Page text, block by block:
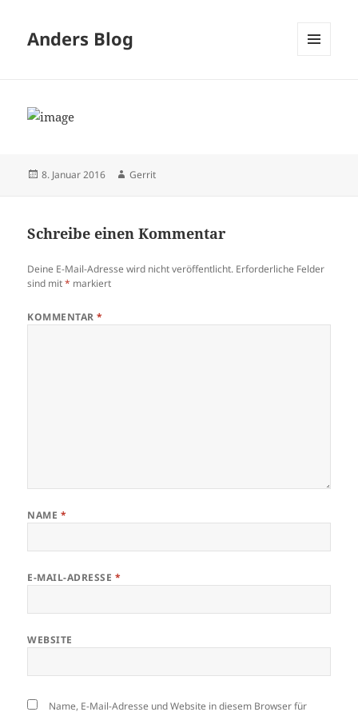
Anders Blog
Veröffentlicht
8. Januar 2016 Autor
Gerrit
Schreibe einen Kommentar
Deine E-Mail-Adresse wird nicht veröffentlicht. Erforderliche Felder
sind mit* markiert
KOMMENTAR*
NAME *
E-MAIL-ADRESSE *
WEBSITE
Name, E-Mail-Adresse und Website in diesem Browser für